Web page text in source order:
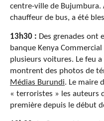
centre-ville de Bujumbura.
chauffeur de bus, a été
13h30 : Des grenades ont
banque Kenya
plusieurs voitures. Le feu
montrent des photos de
Médias Burundi. Le maire
« terroristes » les auteurs
première depuis le début